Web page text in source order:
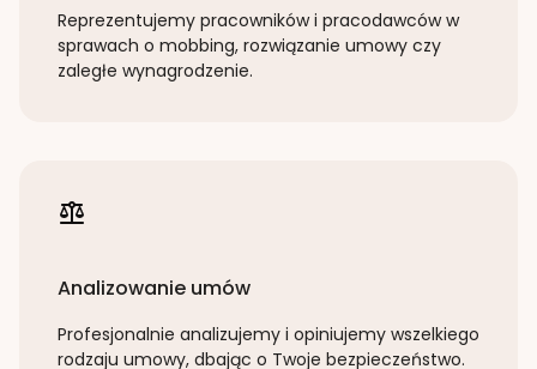
Reprezentujemy pracowników i pracodawców w
sprawach o mobbing, rozwiązanie umowy czy
zaległe wynagrodzenie.
Analizowanie umów
Profesjonalnie analizujemy i opiniujemy wszelkiego
rodzaju umowy, dbając o Twoje bezpieczeństwo.